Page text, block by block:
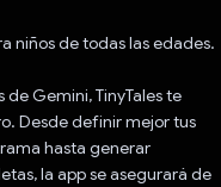
niños de todas las edades.
de Gemini, TinyTales te
Desde definir mejor tus
hasta generar
la app se asegurará de